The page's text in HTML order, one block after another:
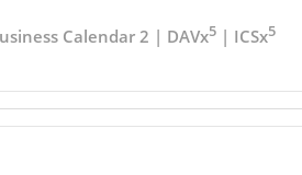
Calendar 2 | DAVx5| ICSx5